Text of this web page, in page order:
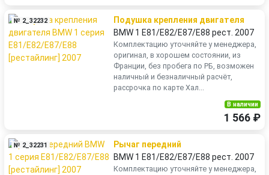
№ 2_32232
Подушка крепления двигателя
BMW 1 E81/E82/E87/E88 рест. 2007
Комплектацию уточняйте у менеджера,
оригинал, в хорошем состоянии, из
Франции, без пробега по РБ, возможен
наличный и безналичный расчёт,
рассрочка по карте Хал...
В наличии
1 566 ₽
№ 2_32231
Рычаг передний
BMW 1 E81/E82/E87/E88 рест. 2007
Комплектацию уточняйте у менеджера,